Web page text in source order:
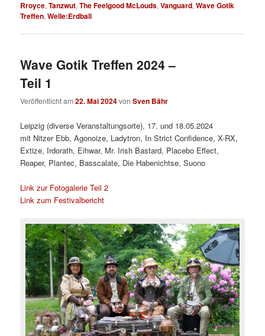
Rroyce,Tanzwut,The Feelgood McLouds,Vanguard,Wave Gotik
Treffen,Welle:Erdball
Wave Gotik Treffen 2024 –
Teil 1
Veröffentlicht am22. Mai 2024vonSven Bähr
Leipzig (diverse Veranstaltungsorte), 17. und 18.05.2024
mit Nitzer Ebb, Agonoize, Ladytron, In Strict Confidence, X-RX,
Extize, Irdorath, Eihwar, Mr. Irish Bastard, Placebo Effect,
Reaper, Plantec, Basscalate, Die Habenichtse, Suono
Link zur Fotogalerie Teil 2
Link zum Festivalbericht